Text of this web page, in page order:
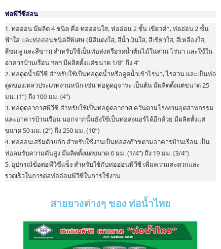
ท่อพีวีซีอ่อน
1. ท่ออ่อน มีผลิต 4 ชนิด คือ ท่ออ่อนใส, ท่ออ่อน 2 ชั้น เขียวดำ, ท่ออ่อน 2 ชั้น
ฟ้าใส และท่ออ่อนชนิดสีพิเศษ (มีสีแดงใส, สีน้ำเงินใส, สีเขียวใส, สีเหลืองใส,
สีชมพู และสีขาว) สำหรับใช้เป็นท่อส่งหรือรดน้ำต้นไม้ในสวน ไร่นา และใช้ใน
อาคารบ้านเรือน ฯลฯ มีผลิตตั้งแต่ขนาด 1/8” ถึง 4”
2. ท่อดูดน้ำพีวีซี สำหรับใช้เป็นท่อดูดน้ำหรือดูดน้ำเข้าไร่นา, ไร่สวน และเป็นท่อ
ดูดของเหลวประเภทงานหนัก เช่น ท่อดูดอุจาระ เป็นต้น มีผลิตตั้งแต่ขนาด 25
มม. (1”) ถึง 100 มม. (4”)
3. ท่อดูดอากาศพีวีซี สำหรับใช้เป็นท่อดูดอากาศ ควันตามโรงงานอุตสาหกรรม
และอาคารบ้านเรือน นอกจากนั้นยังใช้เป็นท่อส่งแอร์ได้อีกด้วย มีผลิตตั้งแต่
ขนาด 50 มม. (2”) ถึง 250 มม. (10”)
4. ท่ออ่อนเสริมด้ายถัก สำหรับใช้งานเป็นท่อส่งก๊าชตามอาคารบ้านเรือน เป็น
ท่อลมรับความดันสูง มีผลิตตั้งแต่ขนาด 6 มม. (1/4”) ถึง 19 มม. (3/4”)
5. อุปกรณ์ข้อต่อพีวีซีแข็ง สำหรับใช้กับท่ออ่อนพีวีซี เพิ่มความสะดวกและ
รวดเร็วในการต่อท่ออ่อนพีวีซีในการใช้งาน
สายยางต่างๆ ของ ท่อน้ำไทย